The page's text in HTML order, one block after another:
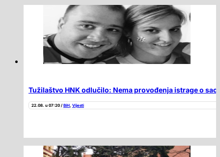
Tužilaštvo HNK odlučilo: Nema provođenja istrage o
22.08. u 07:20 / BiH, Vijesti